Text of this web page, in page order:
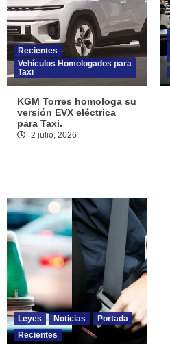
Recientes
Vehículos Homologados para
Taxi
KGM Torres homologa su
versión EVX eléctrica
para Taxi.
2 julio, 2026
Leyes Noticias
Portada
Recientes